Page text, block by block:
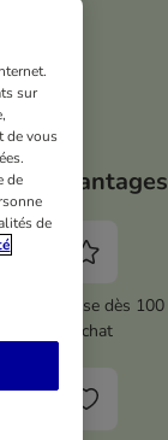
Vos avantages
5 % de remise dès
d'achat
sur
de vous
de
de